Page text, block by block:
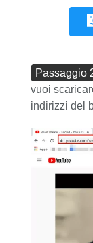
Passaggio
vuoi
indirizzi del